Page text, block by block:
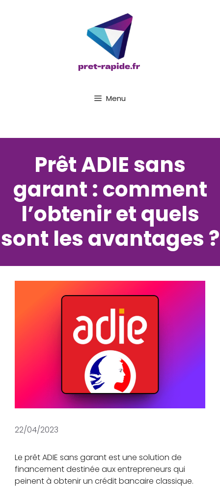
Menu
Prêt ADIE sans
garant : comment
l’obtenir et quels
sont les avantages ?
22/04/2023
Le prêt ADIE sans garant est une solution de
financement destinée aux entrepreneurs qui
peinent à obtenir un crédit bancaire classique.